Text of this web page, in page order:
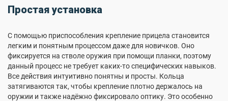
Простая установка
С помощью приспособления крепление прицела становится
легким и понятным процессом даже для новичков. Оно
фиксируется на стволе оружия при помощи планки, поэтому
данный процесс не требует каких-то специфических навыков.
Все действия интуитивно понятны и просты. Кольца
затягиваются так, чтобы крепление плотно держалось на
оружии и также надёжно фиксировало оптику. Это особенно